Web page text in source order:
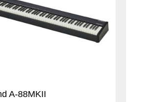
A-88MKII